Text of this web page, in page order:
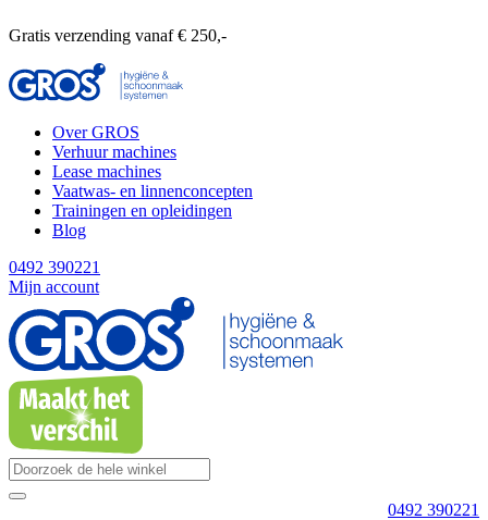
Gratis verzending vanaf € 250,-
Over GROS
Verhuur machines
Lease machines
Vaatwas- en linnenconcepten
Trainingen en opleidingen
Blog
0492 390221
Mijn account
0492 390221